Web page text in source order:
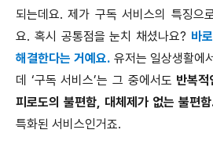
되는데요. 제가 구독 서비스의 특징으
요. 혹시 공통점을 눈치 채셨나요? 바
해결한다는 거예요. 유저는 일상생활에
데 ‘구독 서비스’는 그 중에서도 반복
피로도의 불편함, 대체제가 없는 불편
특화된 서비스인거죠.